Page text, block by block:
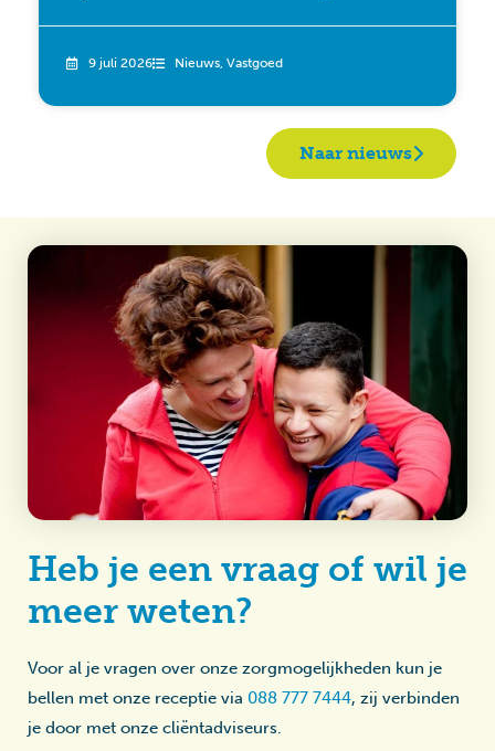
9 juli 2026 Nieuws, Vastgoed
Naar nieuws
Heb je een vraag of wil je
meer weten?
Voor al je vragen over onze zorgmogelijkheden kun je
bellen met onze receptie via 088 777 7444, zij verbinden
je door met onze cliëntadviseurs.